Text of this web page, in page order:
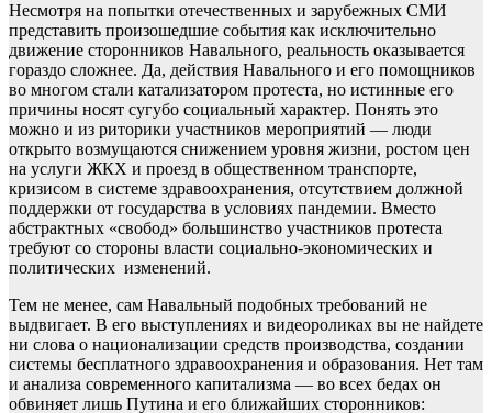
Несмотря на попытки отечественных и зарубежных СМИ
представить произошедшие события как исключительно
движение сторонников Навального, реальность оказывается
гораздо сложнее. Да, действия Навального и его помощников
во многом стали катализатором протеста, но истинные его
причины носят сугубо социальный характер. Понять это
можно и из риторики участников мероприятий — люди
открыто возмущаются снижением уровня жизни, ростом цен
на услуги ЖКХ и проезд в общественном транспорте,
кризисом в системе здравоохранения, отсутствием должной
поддержки от государства в условиях пандемии. Вместо
абстрактных «свобод» большинство участников протеста
требуют со стороны власти социально-экономических и
политических изменений.
Тем не менее, сам Навальный подобных требований не
выдвигает. В его выступлениях и видеороликах вы не найдете
ни слова о национализации средств производства, создании
системы бесплатного здравоохранения и образования. Нет там
и анализа современного капитализма — во всех бедах он
обвиняет лишь Путина и его ближайших сторонников: